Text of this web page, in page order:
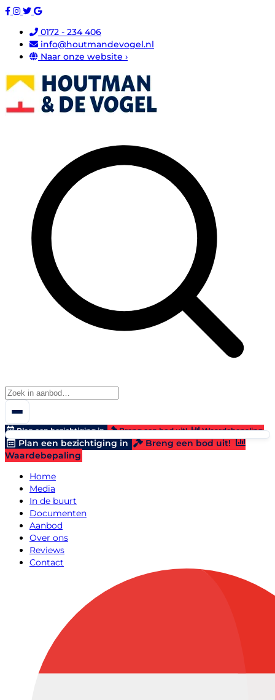
0172 - 234 406
info@houtmandevogel.nl
Naar onze website ›
Plan een bezichtiging in Breng een bod uit! Waardebepaling
Plan een bezichtiging in
Breng een bod uit!
Waardebepaling
Home
Media
In de buurt
Documenten
Aanbod
Over ons
Reviews
Contact